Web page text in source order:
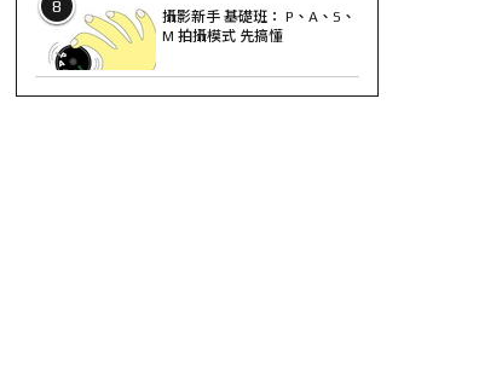
8
攝影新手 基礎班： P、A、S、
M 拍攝模式 先搞懂